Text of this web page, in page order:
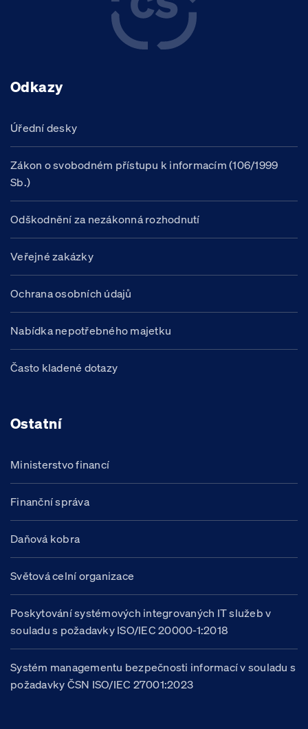
Odkazy
Úřední desky
Zákon o svobodném přístupu k informacím (106/1999
Sb.)
Odškodnění za nezákonná rozhodnutí
Veřejné zakázky
Ochrana osobních údajů
Nabídka nepotřebného majetku
Často kladené dotazy
Ostatní
Ministerstvo financí
Finanční správa
Daňová kobra
Světová celní organizace
Poskytování systémových integrovaných IT služeb v
souladu s požadavky ISO/IEC 20000-1:2018
Systém managementu bezpečnosti informací v souladu s
požadavky ČSN ISO/IEC 27001:2023